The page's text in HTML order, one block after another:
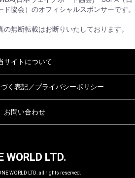
協会）のオフィシャルスポンサーです。
無断転載はお断りいたしております。
サイトについて
く表記／プライバシーポリシー
お問い合わせ
WORLD LTD.
WORLD LTD. all rights reserved.